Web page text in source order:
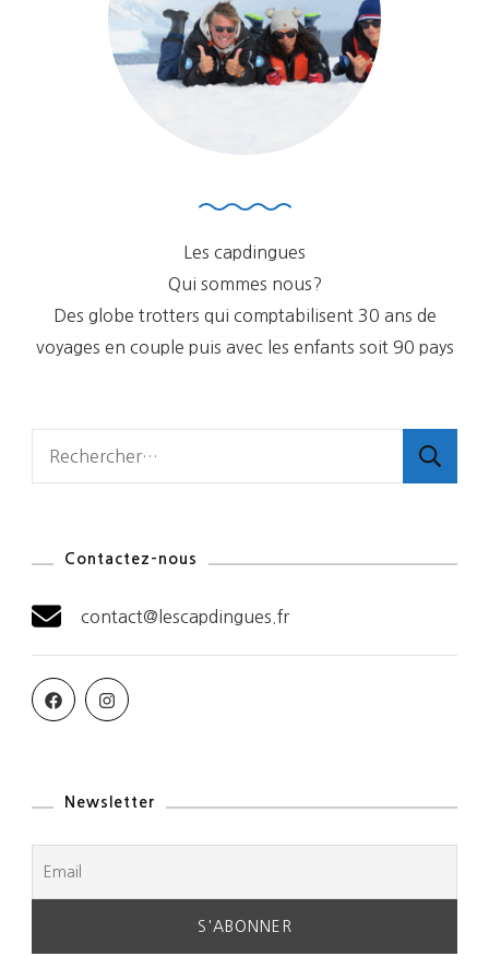
Les capdingues
Qui sommes nous?
Des globe trotters qui comptabilisent 30 ans de
voyages en couple puis avec les enfants soit 90 pays
Contactez-nous
contact@lescapdingues.fr
Newsletter